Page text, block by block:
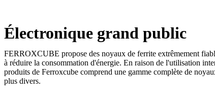
Électronique grand public
FERROXCUBE propose des noyaux de ferrite extrêmement
à réduire la consommation d'énergie. En raison de l'utilisation
produits de Ferroxcube comprend une gamme complète de
plus divers.